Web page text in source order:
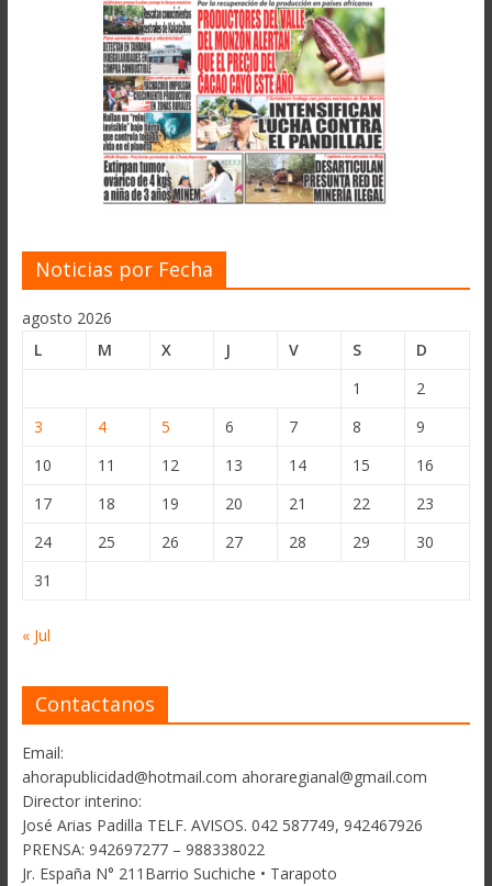
Noticias por Fecha
agosto 2026
L
M X J V S
D
1
2
3
4 5 6 7 8
9
10
11 12 13 14 15
16
17
18 19 20 21 22
23
24
25 26 27 28 29
30
31
« Jul
Contactanos
Email:
ahorapublicidad@hotmail.com ahoraregianal@gmail.com
Director interino:
José Arias Padilla TELF. AVISOS. 042 587749, 942467926
PRENSA: 942697277 – 988338022
Jr. España N° 211Barrio Suchiche • Tarapoto